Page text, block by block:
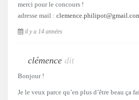
merci pour le concours !
adresse mail :
il y a 14 années
clémence dit
Bonjour !
Je le veux parce qu’en plus d’être beau ça